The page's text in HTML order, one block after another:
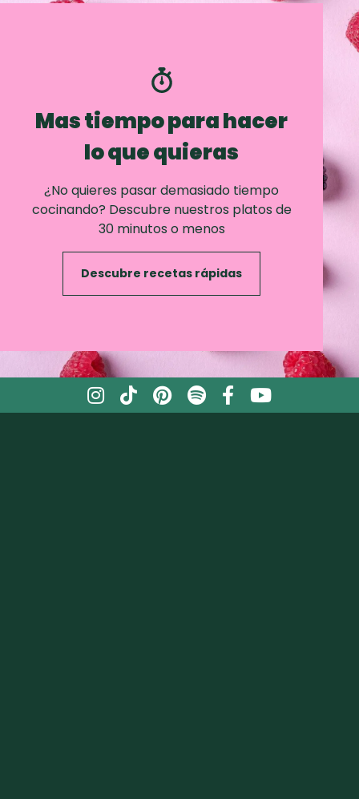
Mas tiempo para hacer
lo que quieras
¿No quieres pasar demasiado tiempo
cocinando? Descubre nuestros platos de
30 minutos o menos
Descubre recetas rápidas